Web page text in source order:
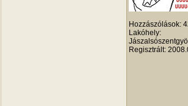
Hozzászólások:
Lakóhely:
Regisztrált: